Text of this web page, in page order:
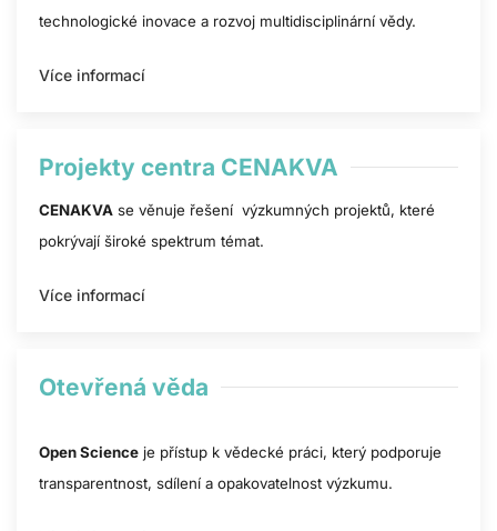
technologické inovace a rozvoj multidisciplinární vědy.
Více informací
Projekty centra CENAKVA
CENAKVA se věnuje řešení výzkumných projektů, které
pokrývají široké spektrum témat.
Více informací
Otevřená věda
Open Science je přístup k vědecké práci, který podporuje
transparentnost, sdílení a opakovatelnost výzkumu.